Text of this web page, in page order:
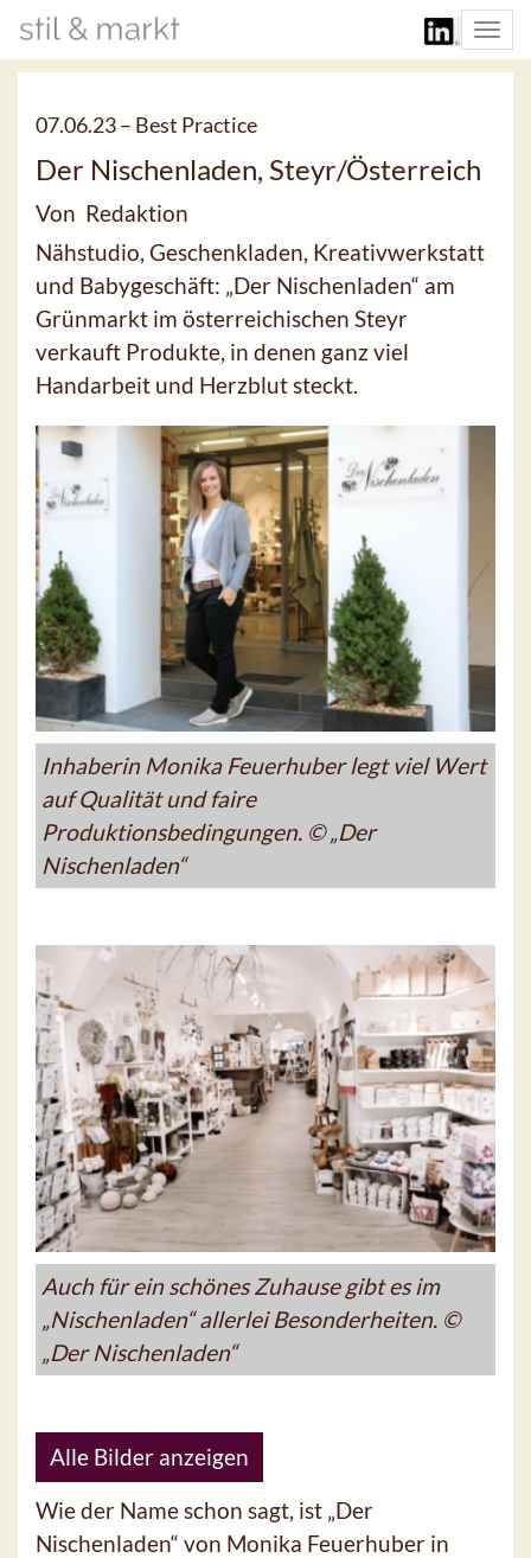
07.06.23 – Best Practice
Der Nischenladen, Steyr/Österreich
Von Redaktion
Nähstudio, Geschenkladen, Kreativwerkstatt
und Babygeschäft: „Der Nischenladen“ am
Grünmarkt im österreichischen Steyr
verkauft Produkte, in denen ganz viel
Handarbeit und Herzblut steckt.
Inhaberin Monika Feuerhuber legt viel Wert
auf Qualität und faire
Produktionsbedingungen. © „Der
Nischenladen“
Auch für ein schönes Zuhause gibt es im
„Nischenladen“ allerlei Besonderheiten. ©
„Der Nischenladen“
Alle Bilder anzeigen
Wie der Name schon sagt, ist „Der
Nischenladen“ von Monika Feuerhuber in